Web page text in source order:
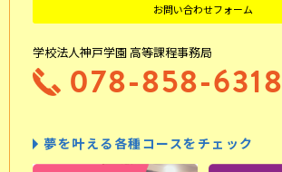
お問い合わせフォーム
学校法人神戸学園 高等課程事務局
078-858-6318
夢を叶える各種コースをチェック